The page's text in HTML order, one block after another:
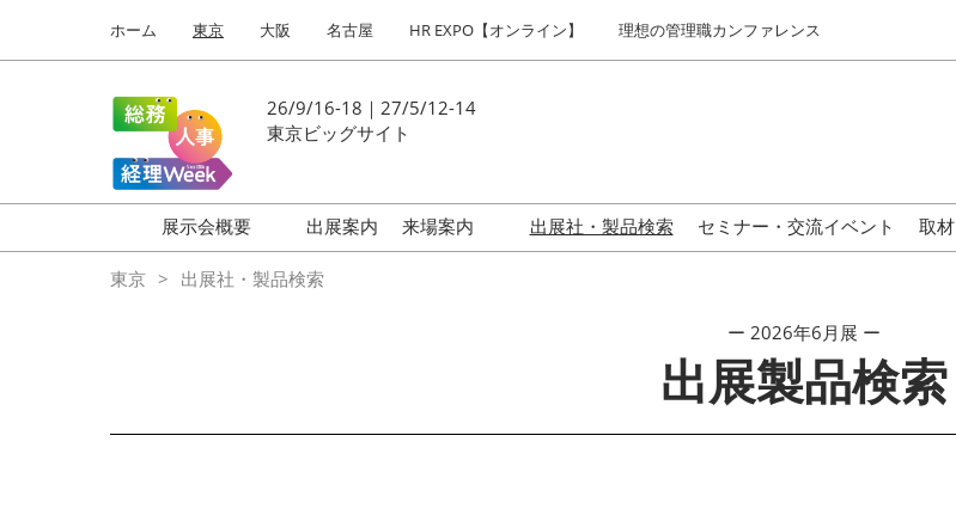
キ
プ
し
て
進
to
ホーム 東京 大阪 名古屋 HR EXPO【オンライン】 理想の管理職カンファレンス
26/9/16-18｜27/5/12-14
東京ビッグサイト
展示会概要
働き方改革 EXPO
会計・財務 EXPO
出展案内
来場案内
出展社・製品検索 セミナー・交流イベント 取材
東京 出展社・製品検索
ー 2026年6月展 ー
出展製品検索